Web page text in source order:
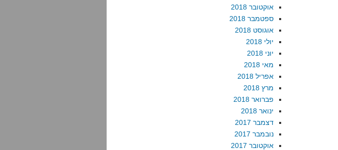
אוקטובר 2018
ספטמבר 2018
אוגוסט 2018
יולי 2018
יוני 2018
מאי 2018
אפריל 2018
מרץ 2018
פברואר 2018
ינואר 2018
דצמבר 2017
נובמבר 2017
אוקטובר 2017